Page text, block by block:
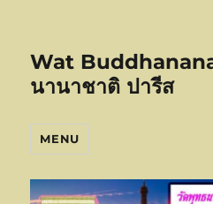
Wat
นานาชาติ ปารีส
MENU